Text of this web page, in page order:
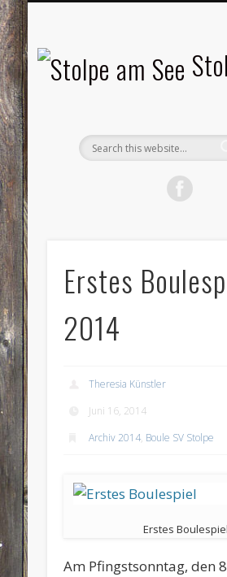
Erstes
2014
Theresia Künstler
Juni 16, 2014
Archiv 2014, Boule SV Stolpe
Erstes Boulespiel
Am Pfingstsonntag, den